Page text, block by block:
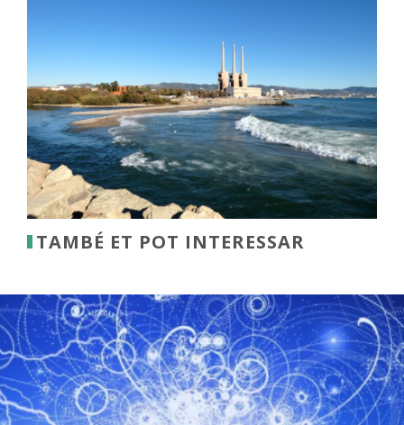
TAMBÉ ET POT INTERESSAR